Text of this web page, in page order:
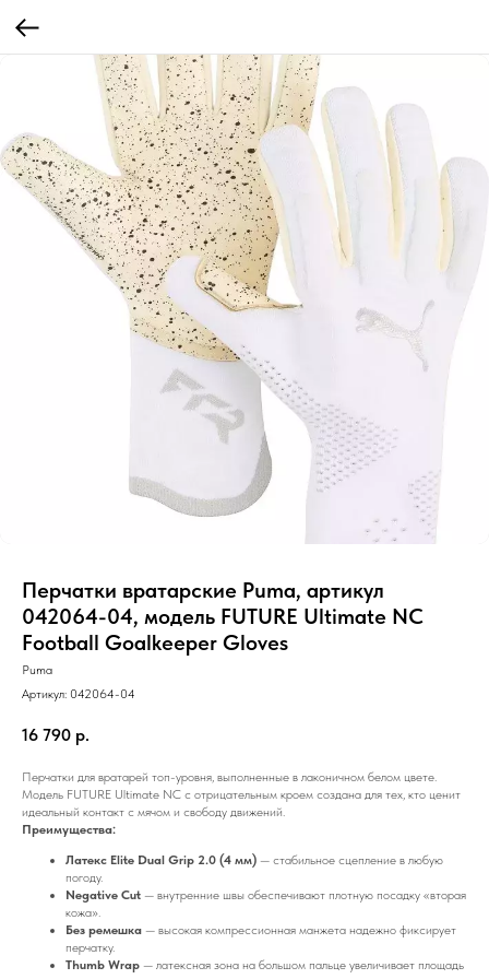
Перчатки вратарские Puma, артикул
042064-04, модель FUTURE Ultimate NC
Football Goalkeeper Gloves
Puma
Артикул: 042064-04
16 790 р.
Перчатки для вратарей топ-уровня, выполненные в лаконичном белом цвете.
Модель FUTURE Ultimate NC с отрицательным кроем создана для тех, кто ценит
идеальный контакт с мячом и свободу движений.
Преимущества:
Латекс Elite Dual Grip 2.0 (4 мм) — стабильное сцепление в любую
погоду.
Negative Cut — внутренние швы обеспечивают плотную посадку «вторая
кожа».
Без ремешка — высокая компрессионная манжета надежно фиксирует
перчатку.
Thumb Wrap — латексная зона на большом пальце увеличивает площадь